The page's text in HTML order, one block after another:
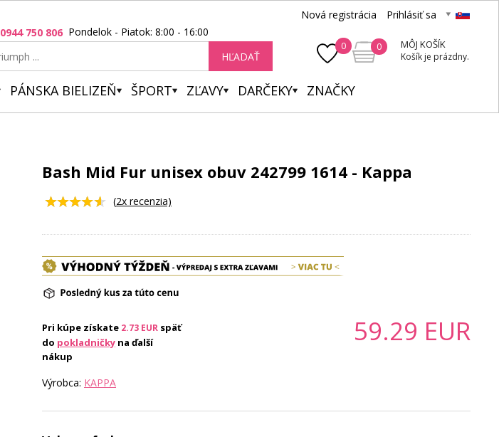
Nová registrácia Prihlásiť sa
0 0 MÔJ KOŠÍK
Košík je prázdny.
0944 750 806 Pondelok - Piatok: 8:00 - 16:00
HĽADAŤ
PÁNSKA BIELIZEŇ ŠPORT ZĽAVY DARČEKY ZNAČKY
Bash Mid Fur unisex obuv 242799 1614 - Kappa
(2x recenzia)
Pri kúpe získate 2.73 EUR späť
do pokladničky na ďalší
nákup
Výrobca: KAPPA
59.29 EUR